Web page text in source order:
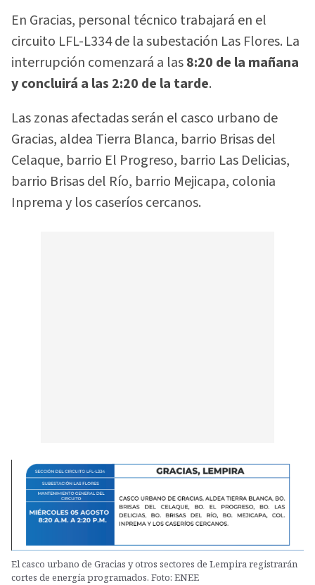
En Gracias, personal técnico trabajará en el
circuito LFL-L334 de la subestación Las Flores. La
interrupción comenzará a las8:20 de la mañana
y concluirá a las 2:20 de la tarde.
Las zonas afectadas serán el casco urbano de
Gracias, aldea Tierra Blanca, barrio Brisas del
Celaque, barrio El Progreso, barrio Las Delicias,
barrio Brisas del Río, barrio Mejicapa, colonia
Inprema y los caseríos cercanos.
El casco urbano de Gracias y otros sectores de Lempira registrarán
cortes de energía programados. Foto: ENEE